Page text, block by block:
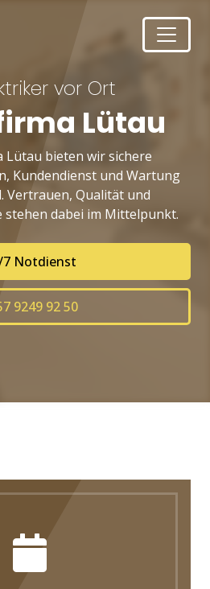
vor Ort
Lütau
Lütau bieten wir sichere
Kundendienst und Wartung
Vertrauen, Qualität und
dabei im Mittelpunkt.
7 Notdienst
9249 92 50